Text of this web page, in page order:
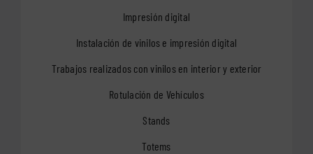
Impresión digital
Instalación de vinilos e impresión digital
Trabajos realizados con vinilos en interior y exterior
Rotulación de Vehículos
Stands
Totems